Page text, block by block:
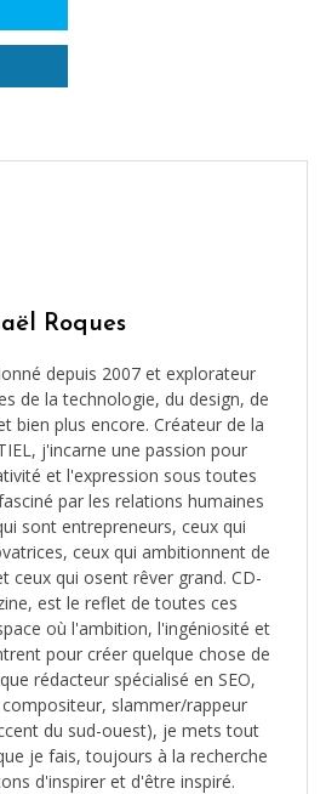
Roques
depuis 2007 et explorateur
de la technologie, du design, de
bien plus encore. Créateur de la
j'incarne une passion pour
et l'expression sous toutes
par les relations humaines
sont entrepreneurs, ceux qui
ceux qui ambitionnent de
ceux qui osent rêver grand. CD-
est le reflet de toutes ces
où l'ambition, l'ingéniosité et
pour créer quelque chose de
rédacteur spécialisé en SEO,
slammer/rappeur
du sud-ouest), je mets tout
je fais, toujours à la recherche
d'inspirer et d'être inspiré.